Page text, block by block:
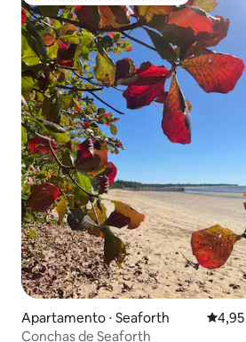
Apartamento ⋅ Seaforth 4,95
Conchas de Seaforth